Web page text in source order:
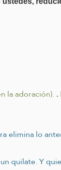
la adoración). .
elimina lo
quilate. Y